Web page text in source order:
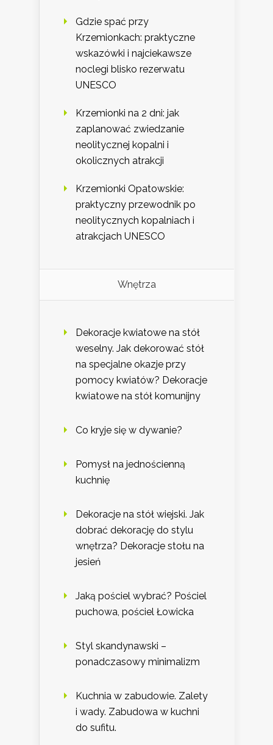
Gdzie spać przy
Krzemionkach: praktyczne
wskazówki i najciekawsze
noclegi blisko rezerwatu
UNESCO
Krzemionki na 2 dni: jak
zaplanować zwiedzanie
neolitycznej kopalni i
okolicznych atrakcji
Krzemionki Opatowskie:
praktyczny przewodnik po
neolitycznych kopalniach i
atrakcjach UNESCO
Wnętrza
Dekoracje kwiatowe na stół
weselny. Jak dekorować stół
na specjalne okazje przy
pomocy kwiatów? Dekoracje
kwiatowe na stół komunijny
Co kryje się w dywanie?
Pomysł na jednościenną
kuchnię
Dekoracje na stół wiejski. Jak
dobrać dekorację do stylu
wnętrza? Dekoracje stołu na
jesień
Jaką pościel wybrać? Pościel
puchowa, pościel Łowicka
Styl skandynawski –
ponadczasowy minimalizm
Kuchnia w zabudowie. Zalety
i wady. Zabudowa w kuchni
do sufitu.